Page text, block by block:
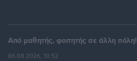
Από μαθητής, φοιτητής σε άλλη πόλη!
06.08.2026, 10:52